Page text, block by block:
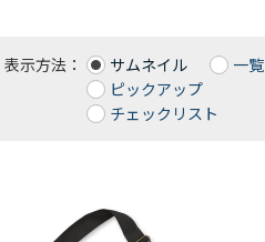
表示方法： サムネイル
一覧
ピックアップ
チェックリスト